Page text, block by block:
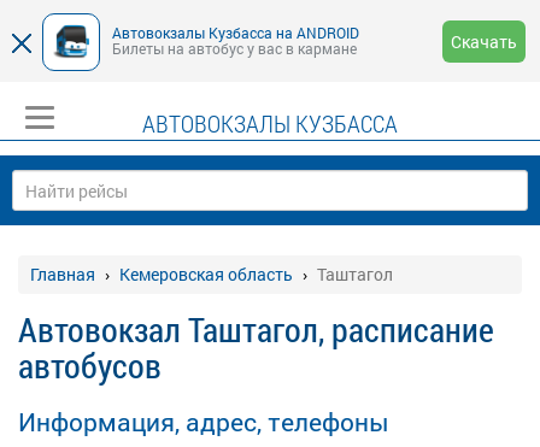
Автовокзалы Кузбасса на ANDROID
Билеты на автобус у вас в кармане
Скачать
АВТОВОКЗАЛЫ КУЗБАССА
Главная Кемеровская область Таштагол
Автовокзал Таштагол, расписание
автобусов
Информация, адрес, телефоны